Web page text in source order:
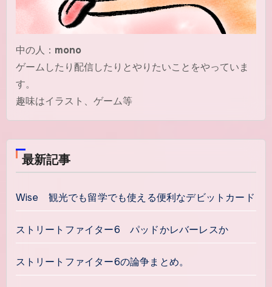
中の人： mono
ゲームしたり配信したりとやりたいことをやっていま
す。
趣味はイラスト、ゲーム等
最新記事
Wise 観光でも留学でも使える便利なデビットカード
ストリートファイター6 パッドかレバーレスか
ストリートファイター6の論争まとめ。